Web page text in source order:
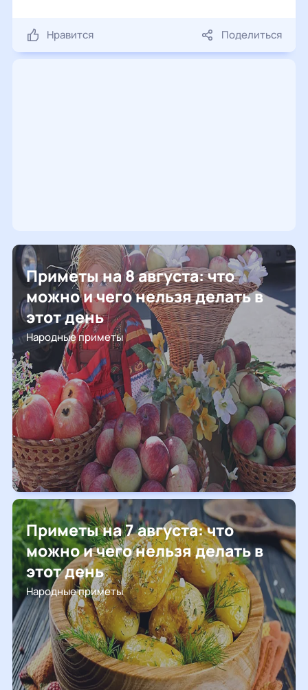
Нравится Поделиться
Приметы на 8 августа: что
можно и чего нельзя делать в
этот день
Народные приметы
Приметы на 7 августа: что
можно и чего нельзя делать в
этот день
Народные приметы